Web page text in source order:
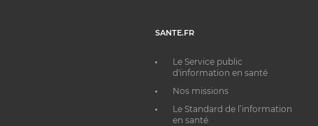
SANTE.FR
Le Service public
d'information en santé
Nos missions
Le Standard de l’information
en santé